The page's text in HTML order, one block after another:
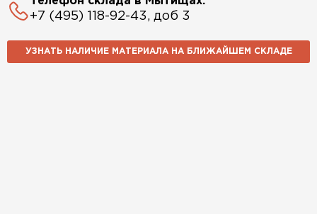
+7 (495) 118-92-43, доб 3
УЗНАТЬ НАЛИЧИЕ МАТЕРИАЛА НА БЛИЖАЙШЕМ СКЛАДЕ